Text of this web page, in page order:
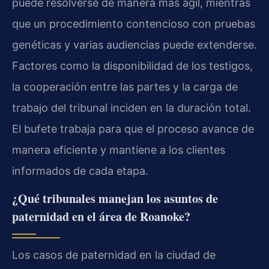
puede resolverse de manera más ágil, mientras
que un procedimiento contencioso con pruebas
genéticas y varias audiencias puede extenderse.
Factores como la disponibilidad de los testigos,
la cooperación entre las partes y la carga de
trabajo del tribunal inciden en la duración total.
El bufete trabaja para que el proceso avance de
manera eficiente y mantiene a los clientes
informados de cada etapa.
¿Qué tribunales manejan los asuntos de
paternidad en el área de Roanoke?
Los casos de paternidad en la ciudad de